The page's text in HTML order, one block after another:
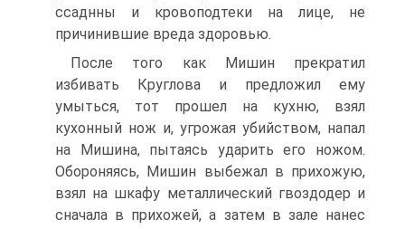
ссаднны и кровоподтеки на лице, не
причинившие вреда здоровью.
После того как Мишин прекратил
избивать Круглова и предложил ему
умыться, тот прошел на кухню, взял
кухонный нож и, угрожая убийством, напал
на Мишина, пытаясь ударить его ножом.
Обороняясь, Мишин выбежал в прихожую,
взял на шкафу металлический гвоздодер и
сначала в прихожей, а затем в зале нанес